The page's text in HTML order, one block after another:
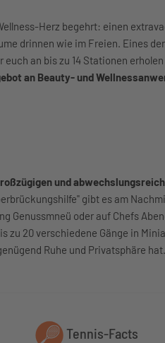
Herz begehrt: einen
drinnen wie im Freien. Eines
an bis zu 14 Stationen
an Beauty- und
und
gibt es am
Genussmneü oder auf Chefs
zu 20 verschiedene Gänge in
Ruhe und Privatsphäre hat.
Tennis-Facts